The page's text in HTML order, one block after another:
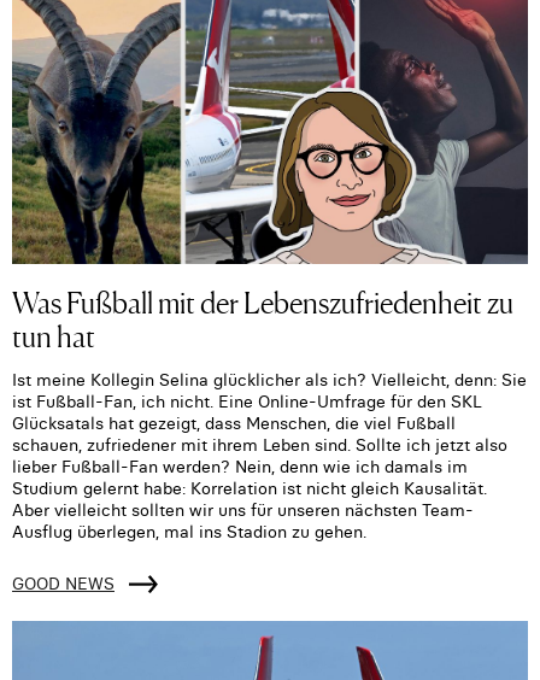
Was Fußball mit der Lebenszufriedenheit zu
tun hat
Ist meine Kollegin Selina glücklicher als ich? Vielleicht, denn: Sie
ist Fußball-Fan, ich nicht. Eine Online-Umfrage für den SKL
Glücksatals hat gezeigt, dass Menschen, die viel Fußball
schauen, zufriedener mit ihrem Leben sind. Sollte ich jetzt also
lieber Fußball-Fan werden? Nein, denn wie ich damals im
Studium gelernt habe: Korrelation ist nicht gleich Kausalität.
Aber vielleicht sollten wir uns für unseren nächsten Team-
Ausflug überlegen, mal ins Stadion zu gehen.
GOOD NEWS